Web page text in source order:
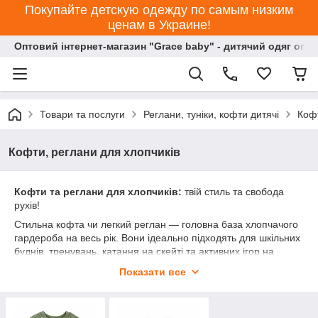
Покупайте детскую одежду по самым низким
ценам в Украине!
Оптовий інтернет-магазин "Grace baby" - дитячий одяг
Товари та послуги Реглани, туніки, кофти дитячі
Кофти, реглани для хлопчиків
Кофти та реглани для хлопчиків: твій стиль та свобода
рухів!
Стильна кофта чи легкий реглан — головна база хлопчачого
гардероба на весь рік. Вони ідеально підходять для шкільних
буднів, тренувань, катання на скейті та активних ігор на
свободу, міцність та крутий вуличний стиль.
Показати все